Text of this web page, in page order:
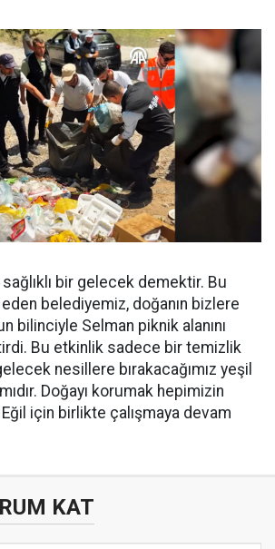
bir gelecek demektir. Bu
belediyemiz, doğanın bizlere
bilinciyle Selman piknik alanını
Bu etkinlik sadece bir temizlik
nesillere bırakacağımız yeşil
Doğayı korumak hepimizin
için birlikte çalışmaya devam
KAT